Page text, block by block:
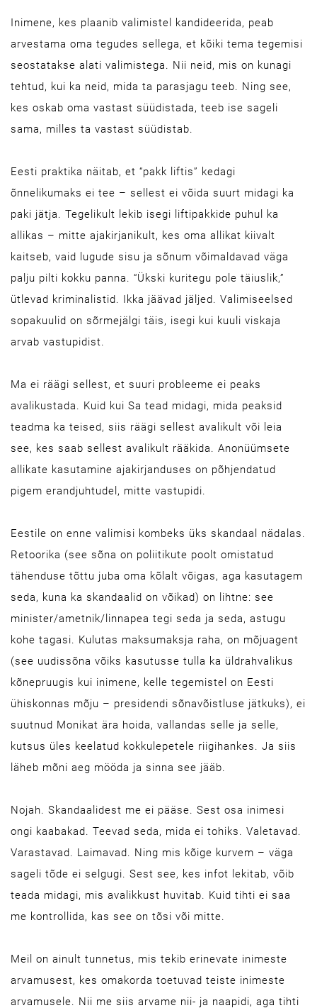
Inimene, kes plaanib valimistel kandideerida, peab
arvestama oma tegudes sellega, et kõiki tema tegemisi
seostatakse alati valimistega. Nii neid, mis on kunagi
tehtud, kui ka neid, mida ta parasjagu teeb. Ning see,
kes oskab oma vastast süüdistada, teeb ise sageli
sama, milles ta vastast süüdistab.
Eesti praktika näitab, et “pakk liftis” kedagi
õnnelikumaks ei tee – sellest ei võida suurt midagi ka
paki jätja. Tegelikult lekib isegi liftipakkide puhul ka
allikas – mitte ajakirjanikult, kes oma allikat kiivalt
kaitseb, vaid lugude sisu ja sõnum võimaldavad väga
palju pilti kokku panna. “Ükski kuritegu pole täiuslik,”
ütlevad kriminalistid. Ikka jäävad jäljed. Valimiseelsed
sopakuulid on sõrmejälgi täis, isegi kui kuuli viskaja
arvab vastupidist.
Ma ei räägi sellest, et suuri probleeme ei peaks
avalikustada. Kuid kui Sa tead midagi, mida peaksid
teadma ka teised, siis räägi sellest avalikult või leia
see, kes saab sellest avalikult rääkida. Anonüümsete
allikate kasutamine ajakirjanduses on põhjendatud
pigem erandjuhtudel, mitte vastupidi.
Eestile on enne valimisi kombeks üks skandaal nädalas.
Retoorika (see sõna on poliitikute poolt omistatud
tähenduse tõttu juba oma kõlalt võigas, aga kasutagem
seda, kuna ka skandaalid on võikad) on lihtne: see
minister/ametnik/linnapea tegi seda ja seda, astugu
kohe tagasi. Kulutas maksumaksja raha, on mõjuagent
(see uudissõna võiks kasutusse tulla ka üldrahvalikus
kõnepruugis kui inimene, kelle tegemistel on Eesti
ühiskonnas mõju – presidendi sõnavõistluse jätkuks), ei
suutnud Monikat ära hoida, vallandas selle ja selle,
kutsus üles keelatud kokkulepetele riigihankes. Ja siis
läheb mõni aeg mööda ja sinna see jääb.
Nojah. Skandaalidest me ei pääse. Sest osa inimesi
ongi kaabakad. Teevad seda, mida ei tohiks. Valetavad.
Varastavad. Laimavad. Ning mis kõige kurvem – väga
sageli tõde ei selgugi. Sest see, kes infot lekitab, võib
teada midagi, mis avalikkust huvitab. Kuid tihti ei saa
me kontrollida, kas see on tõsi või mitte.
Meil on ainult tunnetus, mis tekib erinevate inimeste
arvamusest, kes omakorda toetuvad teiste inimeste
arvamusele. Nii me siis arvame nii- ja naapidi, aga tihti